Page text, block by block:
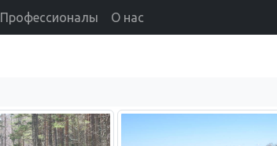
Профессионалы О нас